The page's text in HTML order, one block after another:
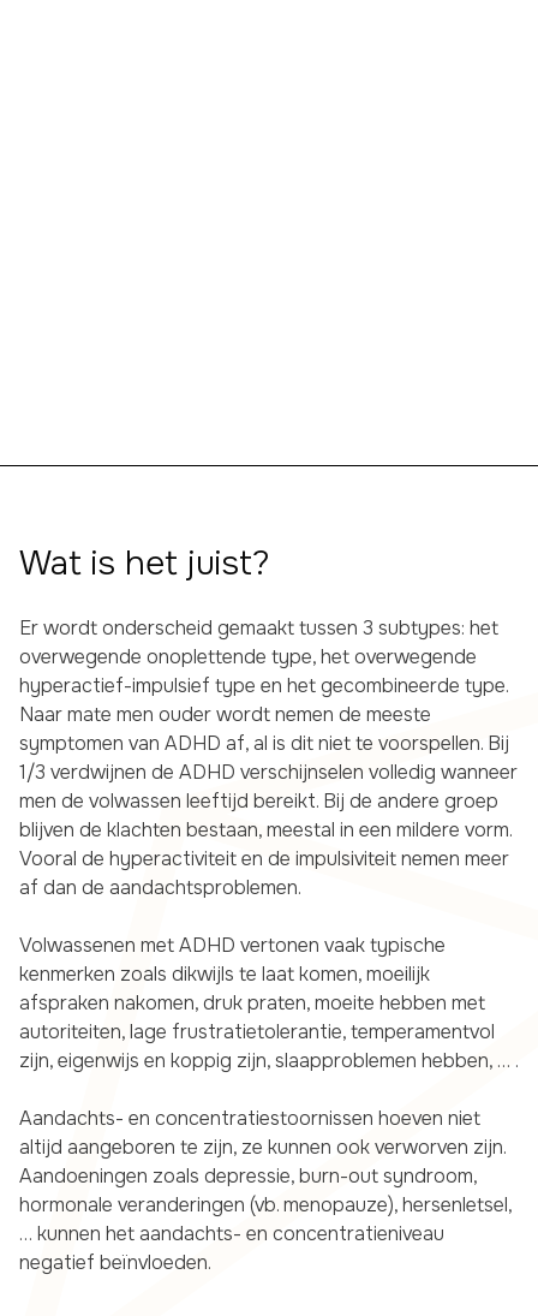
Wat is het juist?
Er wordt onderscheid gemaakt tussen 3 subtypes: het
overwegende onoplettende type, het overwegende
hyperactief-impulsief type en het gecombineerde type.
Naar mate men ouder wordt nemen de meeste
symptomen van ADHD af, al is dit niet te voorspellen. Bij
1/3 verdwijnen de ADHD verschijnselen volledig wanneer
men de volwassen leeftijd bereikt. Bij de andere groep
blijven de klachten bestaan, meestal in een mildere vorm.
Vooral de hyperactiviteit en de impulsiviteit nemen meer
af dan de aandachtsproblemen.
Volwassenen met ADHD vertonen vaak typische
kenmerken zoals dikwijls te laat komen, moeilijk
afspraken nakomen, druk praten, moeite hebben met
autoriteiten, lage frustratietolerantie, temperamentvol
zijn, eigenwijs en koppig zijn, slaapproblemen hebben, … .
Aandachts- en concentratiestoornissen hoeven niet
altijd aangeboren te zijn, ze kunnen ook verworven zijn.
Aandoeningen zoals depressie, burn-out syndroom,
hormonale veranderingen (vb. menopauze), hersenletsel,
… kunnen het aandachts- en concentratieniveau
negatief beïnvloeden.